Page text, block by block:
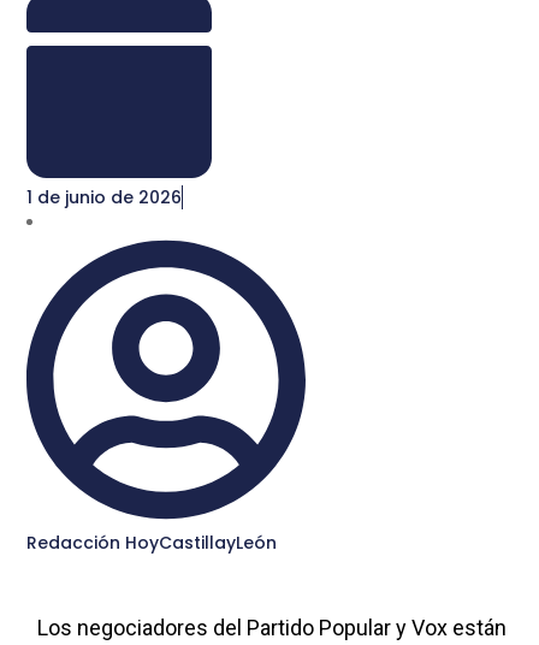
1 de junio de 2026
Redacción HoyCastillayLeón
Los negociadores del Partido Popular y Vox están